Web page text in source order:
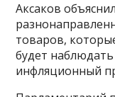
Аксаков
товаров,
будет
инфляционный